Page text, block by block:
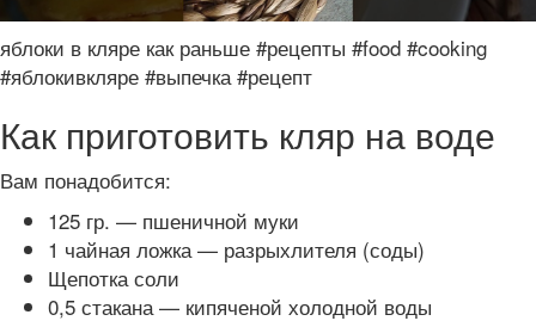
яблоки в кляре как раньше #рецепты #food #cooking
#яблокивкляре #выпечка #рецепт
Как приготовить кляр на воде
Вам понадобится:
125 гр. — пшеничной муки
1 чайная ложка — разрыхлителя (соды)
Щепотка соли
0,5 стакана — кипяченой холодной воды